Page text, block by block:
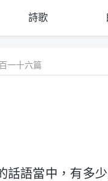
詩歌
一十六篇
話語當中，有多